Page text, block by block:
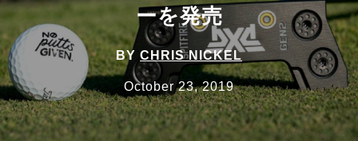
ーを発売
BY CHRIS NICKEL
October 23, 2019
ゴルフ上達・実践テクニック
LAB テスト・データ検証
Golf News ゴルフニュース
REVIEWS 製品レビュー
※メーカー名やクラブ名など、検索したい事柄を入
力してください。